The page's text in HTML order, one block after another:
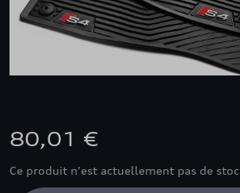
80,01 €
Ce produit n'est actuellement pas de